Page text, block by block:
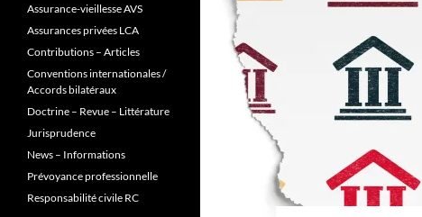
Assurance-vieillesse AVS
Assurances privées LCA
Contributions – Articles
Conventions internationales /
Accords bilatéraux
Doctrine – Revue – Littérature
Jurisprudence
News – Informations
Prévoyance professionnelle
Responsabilité civile RC